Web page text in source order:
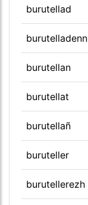
burutellad
burutelladenn
burutellan
burutellat
burutellañ
buruteller
burutellerezh